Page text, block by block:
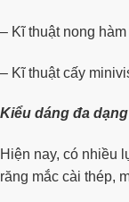
– Kĩ thuật nong
– Kĩ thuật cấy
Kiểu dáng đa dạng
Hiện nay, có nhiều
răng mắc cài thép,